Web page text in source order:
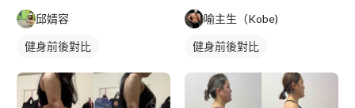
邱婧容
健身前後對比
喻主生（Kobe)
健身前後對比